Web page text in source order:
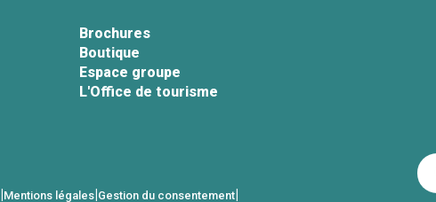
Brochures
Boutique
Espace groupe
L'Office de tourisme
|Mentions légales|Gestion du consentement|